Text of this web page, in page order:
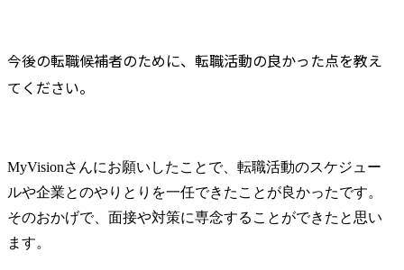
今後の転職候補者のために、転職活動の良かった点を教え
てください。
MyVisionさんにお願いしたことで、転職活動のスケジュー
ルや企業とのやりとりを一任できたことが良かったです。
そのおかげで、面接や対策に専念することができたと思い
ます。